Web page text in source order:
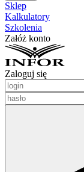
Sklep
Kalkulatory
Szkolenia
Załóż konto
Zaloguj się